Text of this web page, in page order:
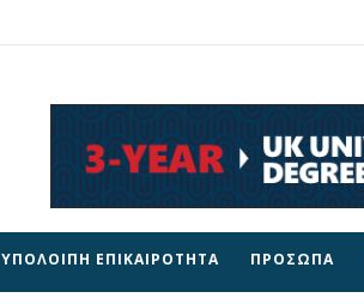
ΥΠΟΛΟΙΠΗ ΕΠΙΚΑΙΡΟΤΗΤΑ ΠΡΟΣΩΠΑ